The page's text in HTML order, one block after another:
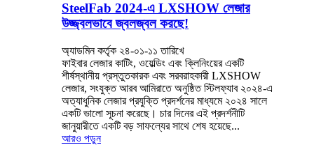
SteelFab 2024-এ LXSHOW লেজার
উজ্জ্বলভাবে জ্বলজ্বল করছে!
অ্যাডমিন কর্তৃক ২৪-০১-১১ তারিখে
ফাইবার লেজার কাটিং, ওয়েল্ডিং এবং ক্লিনিংয়ের একটি
শীর্ষস্থানীয় প্রস্তুতকারক এবং সরবরাহকারী LXSHOW
লেজার, সংযুক্ত আরব আমিরাতে অনুষ্ঠিত স্টিলফ্যাব ২০২৪-এ
অত্যাধুনিক লেজার প্রযুক্তি প্রদর্শনের মাধ্যমে ২০২৪ সালে
একটি ভালো সূচনা করেছে। চার দিনের এই প্রদর্শনীটি
জানুয়ারীতে একটি বড় সাফল্যের সাথে শেষ হয়েছে...
আরও পড়ুন